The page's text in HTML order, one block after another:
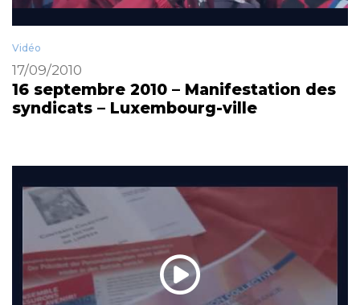
Vidéo
17/09/2010
16 septembre 2010 – Manifestation des
syndicats – Luxembourg-ville